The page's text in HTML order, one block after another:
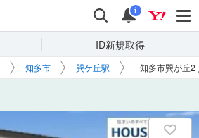
検索 通知
i
ID新規取得
知多市 巽ケ丘駅 知多市巽が丘2